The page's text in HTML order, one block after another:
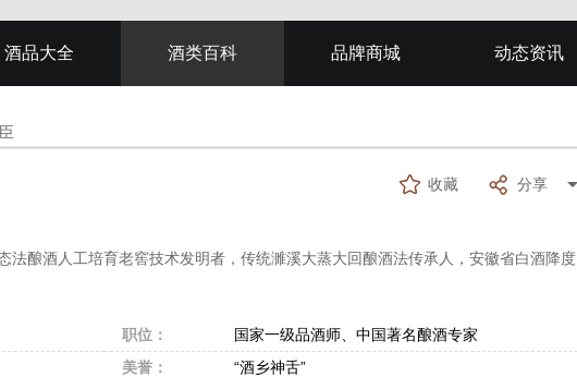
酒品大全 酒类百科 品牌商城 动态资讯
收藏 分享
酿酒人工培育老窖技术发明者，传统濉溪大蒸大回酿酒法传承人，安徽省白酒降度
职位：
国家一级品酒师、中国著名酿酒专家
美誉： “酒乡神舌”